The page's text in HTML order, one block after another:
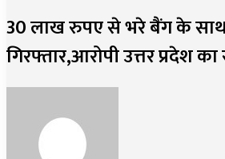
30 लाख रुपए से भरे बैंग के
गिरफ्तार,आरोपी उत्तर प्रदेश